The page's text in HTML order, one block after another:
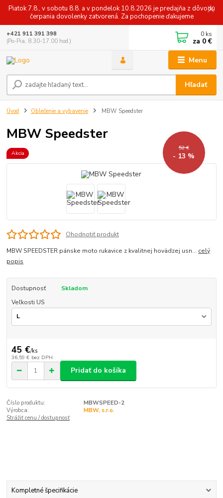
Piatok 7.8., v sobotu 8.8. a v pondelok 10.8.2026 je predajňa z dôvodu
čerpania dovolenky zatvorená. Za pochopenie ďakujeme
Menu
Hľadať
+421 911 391 398
(Po-Pia, 8.30-17.00 hod.)
0 ks
za 0 €
Úvod Oblečenie a vybavenie MBW Speedster
MBW Speedster
Akcia
52 €
- 13 %
Ohodnotiť produkt
MBW SPEEDSTER pánske moto rukavice z kvalitnej hovädzej usn... celý
popis
Dostupnosť
Skladom
Veľkosti US
45 €/ks
36,59 € bez DPH
Pridať do košíka
Číslo produktu:
MBWSPEED-2
Výrobca:
MBW, s.r.o.
Strážiť cenu / dostupnosť
Kompletné špecifikácie